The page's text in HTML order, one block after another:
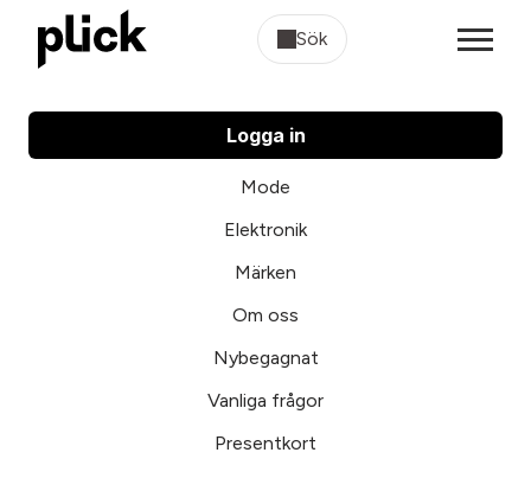
Sök
Logga in
Mode
Elektronik
Märken
Om oss
Nybegagnat
Vanliga frågor
Presentkort